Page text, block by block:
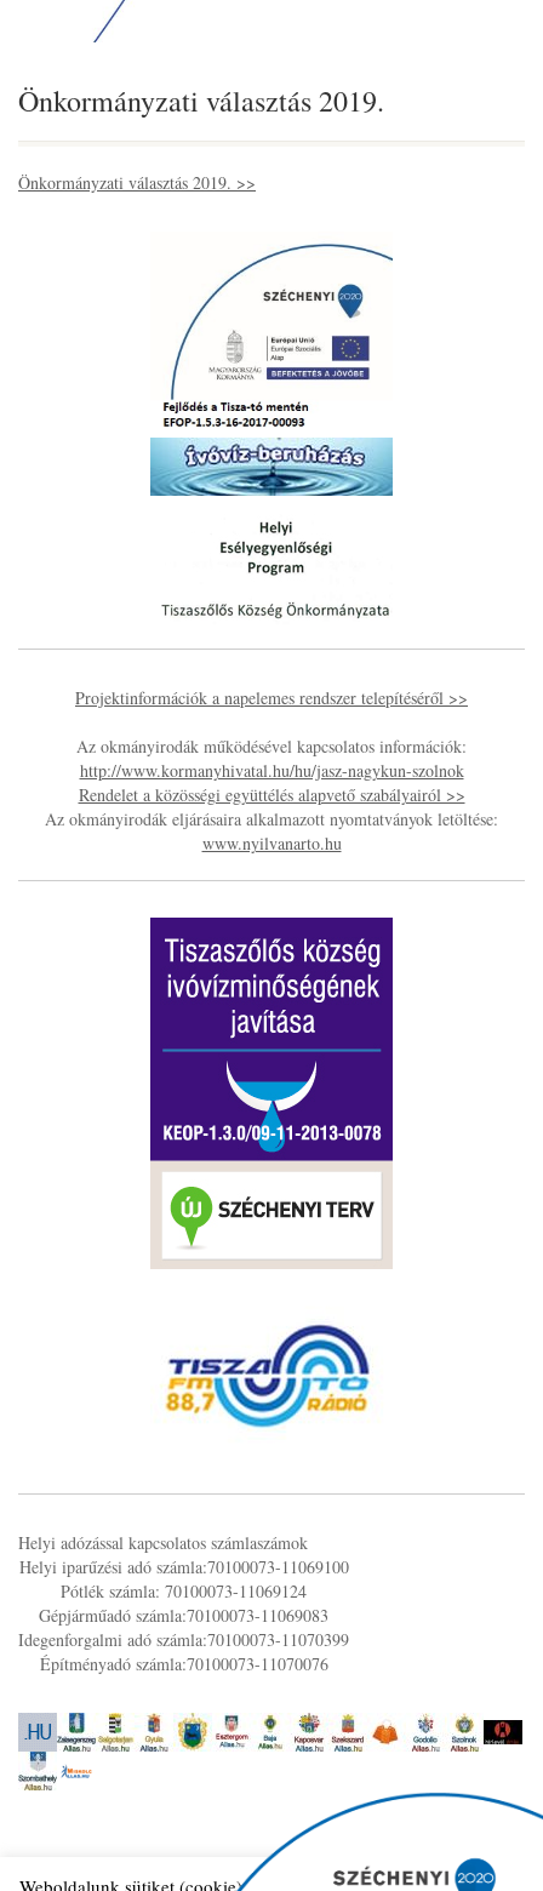
Önkormányzati választás 2019.
Önkormányzati választás 2019. >>
Projektinformációk a napelemes rendszer telepítéséről >>
Az okmányirodák működésével kapcsolatos információk:
http://www.kormanyhivatal.hu/hu/jasz-nagykun-szolnok
Rendelet a közösségi együttélés alapvető szabályairól >>
Az okmányirodák eljárásaira alkalmazott nyomtatványok letöltése:
www.nyilvanarto.hu
Helyi adózással kapcsolatos számlaszámok
Helyi iparűzési adó számla:70100073-11069100
Pótlék számla: 70100073-11069124
Gépjárműadó számla:70100073-11069083
Idegenforgalmi adó számla:70100073-11070399
Építményadó számla:70100073-11070076